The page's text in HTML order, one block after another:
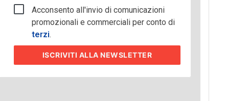
Acconsento all'invio di comunicazioni
promozionali e commerciali per conto di
terzi.
ISCRIVITI ALLA NEWSLETTER